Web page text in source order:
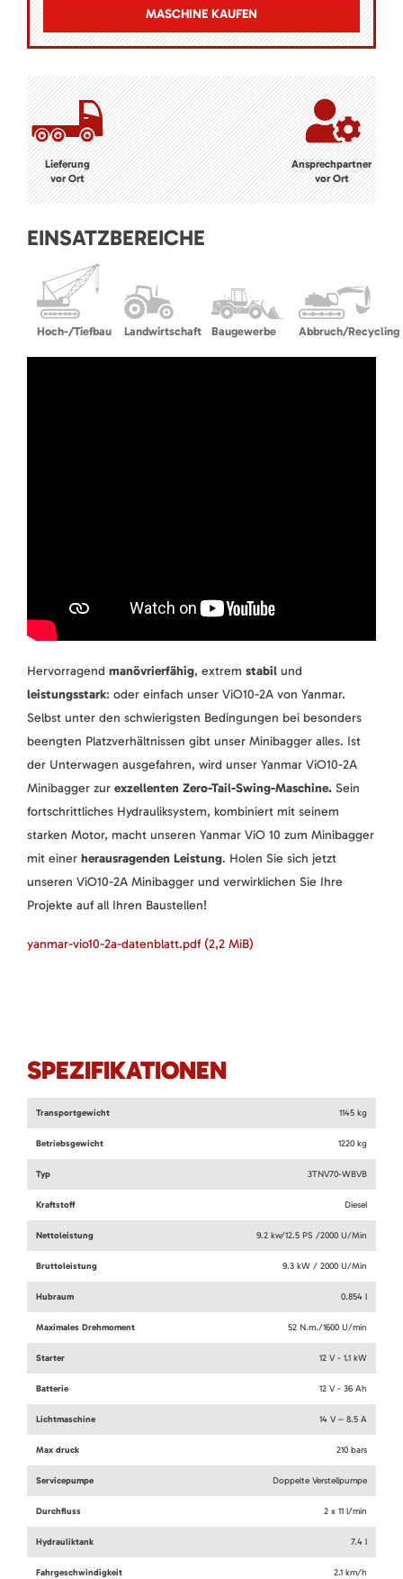
MASCHINE KAUFEN
Lieferung
vor Ort
Ansprechpartner
vor Ort
EINSATZBEREICHE
Hoch-/Tiefbau Landwirtschaft Baugewerbe Abbruch/Recycling
Hervorragend manövrierfähig, extrem stabil und
leistungsstark: oder einfach unser ViO10-2A von Yanmar.
Selbst unter den schwierigsten Bedingungen bei besonders
beengten Platzverhältnissen gibt unser Minibagger alles. Ist
der Unterwagen ausgefahren, wird unser Yanmar ViO10-2A
Minibagger zur exzellenten Zero-Tail-Swing-Maschine. Sein
fortschrittliches Hydrauliksystem, kombiniert mit seinem
starken Motor, macht unseren Yanmar ViO 10 zum Minibagger
mit einer herausragenden Leistung. Holen Sie sich jetzt
unseren ViO10-2A Minibagger und verwirklichen Sie Ihre
Projekte auf all Ihren Baustellen!
yanmar-vio10-2a-datenblatt.pdf (2,2 MiB)
SPEZIFIKATIONEN
Transportgewicht 1145 kg
Betriebsgewicht 1220 kg
Typ 3TNV70-WBVB
Kraftstoff Diesel
Nettoleistung 9.2 kw/12.5 PS /2000 U/Min
Bruttoleistung 9.3 kW / 2000 U/Min
Hubraum 0.854 l
Maximales Drehmoment 52 N.m./1600 U/min
Starter 12 V - 1.1 kW
Batterie 12 V - 36 Ah
Lichtmaschine 14 V – 8.5 A
Max druck 210 bars
Servicepumpe Doppelte Verstellpumpe
Durchfluss 2 x 11 l/min
Hydrauliktank 7.4 l
Fahrgeschwindigkeit 2.1 km/h